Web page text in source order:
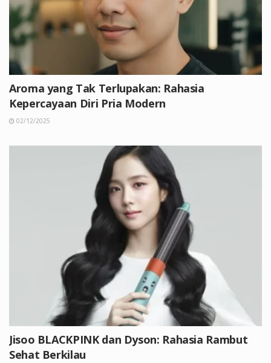
Aroma yang Tak Terlupakan: Rahasia
Kepercayaan Diri Pria Modern
02/12/2025
Jisoo BLACKPINK dan Dyson: Rahasia Rambut
Sehat Berkilau